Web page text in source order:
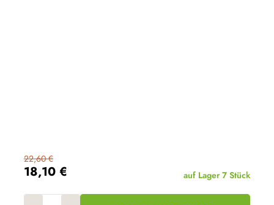
18,10 €
22,60 €
auf Lager 7 Stück